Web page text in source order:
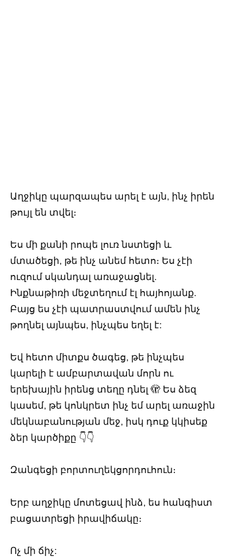
Աղջիկը պարզապես արել է այն, ինչ իրեն
թույլ են տվել։
Ես մի քանի րոպե լուռ նստեցի և
մտածեցի, թե ինչ անեմ հետո։ Ես չէի
ուզում սկանդալ առաջացնել.
Ինքնաթիռի մեջտեղում էլ հայհոյանք.
Բայց ես չէի պատրաստվում ամեն ինչ
թողնել այնպես, ինչպես եղել է:
Եվ հետո միտքս ծագեց, թե ինչպես
կարելի է ամբարտավան մորն ու
երեխային իրենց տեղը դնել 🫣 Ես ձեզ
կասեմ, թե կոնկրետ ինչ եմ արել առաջին
մեկնաբանության մեջ, իսկ դուք կկիսեք
ձեր կարծիքը 👇👇
Զանգեցի բորտուղեկցորդուհուն։
Երբ աղջիկը մոտեցավ ինձ, ես հանգիստ
բացատրեցի իրավիճակը։
Ոչ մի ճիչ: